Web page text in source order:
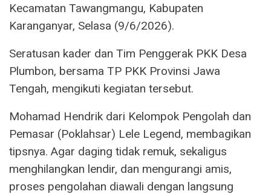
Kecamatan Tawangmangu, Kabupaten
Karanganyar, Selasa (9/6/2026).
Seratusan kader dan Tim Penggerak PKK Desa
Plumbon, bersama TP PKK Provinsi Jawa
Tengah, mengikuti kegiatan tersebut.
Mohamad Hendrik dari Kelompok Pengolah dan
Pemasar (Poklahsar) Lele Legend, membagikan
tipsnya. Agar daging tidak remuk, sekaligus
menghilangkan lendir, dan mengurangi amis,
proses pengolahan diawali dengan langsung